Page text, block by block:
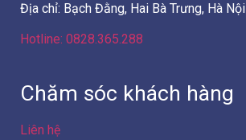
Địa chỉ: Bạch Đằng, Hai Bà Trưng, Hà Nội
Hotline: 0828.365.288
Chăm sóc khách hàng
Liên hệ